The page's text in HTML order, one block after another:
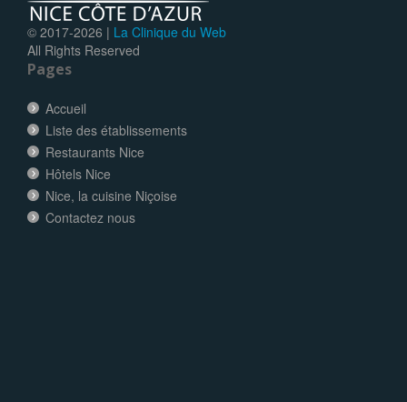
© 2017-2026 | La Clinique du Web
All Rights Reserved
Pages
Accueil
Liste des établissements
Restaurants Nice
Hôtels Nice
Nice, la cuisine Niçoise
Contactez nous